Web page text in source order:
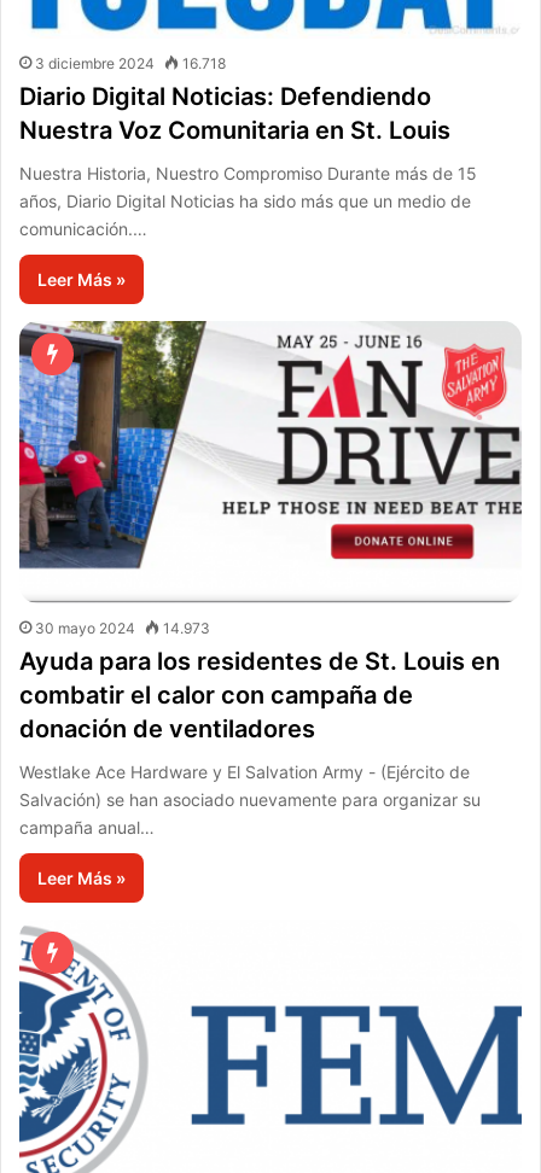
3 diciembre 2024 16.718
Diario Digital Noticias: Defendiendo
Nuestra Voz Comunitaria en St. Louis
Nuestra Historia, Nuestro Compromiso Durante más de 15
años, Diario Digital Noticias ha sido más que un medio de
comunicación.…
Leer Más »
30 mayo 2024 14.973
Ayuda para los residentes de St. Louis en
combatir el calor con campaña de
donación de ventiladores
Westlake Ace Hardware y El Salvation Army - (Ejército de
Salvación) se han asociado nuevamente para organizar su
campaña anual…
Leer Más »